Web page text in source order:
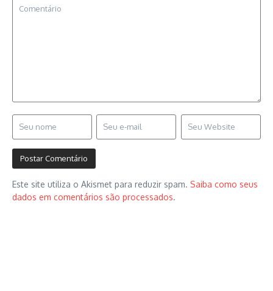
Este site utiliza o Akismet para reduzir spam. Saiba como seus
dados em comentários são processados.